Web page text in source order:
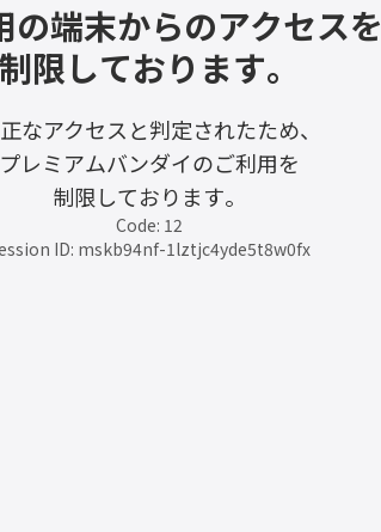
の端末からのアクセスを
制限しております。
なアクセスと判定されたため、
プレミアムバンダイのご利用を
制限しております。
Code: 12
ID: mskb94nf-1lztjc4yde5t8w0fx